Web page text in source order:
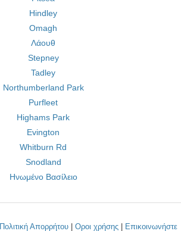
Hindley
Omagh
Λάουθ
Stepney
Tadley
Northumberland Park
Purfleet
Highams Park
Evington
Whitburn Rd
Snodland
Ηνωμένο Βασίλειο
Πολιτική Απορρήτου| Οροι χρήσης| Επικοινωνήστε